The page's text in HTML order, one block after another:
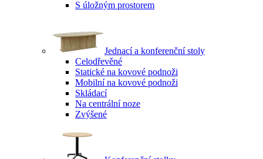
S úložným prostorem
Jednací a konferenční stoly
Celodřevěné
Statické na kovové podnoži
Mobilní na kovové podnoži
Skládací
Na centrální noze
Zvýšené